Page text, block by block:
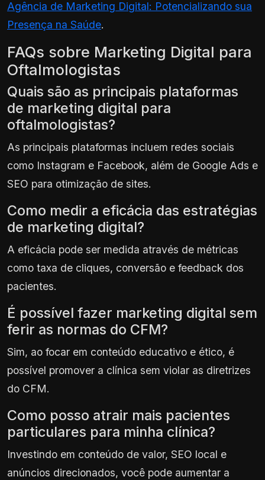
Agência de Marketing Digital: Potencializando sua
Presença na Saúde.
FAQs sobre Marketing Digital para
Oftalmologistas
Quais são as principais plataformas
de marketing digital para
oftalmologistas?
As principais plataformas incluem redes sociais
como Instagram e Facebook, além de Google Ads e
SEO para otimização de sites.
Como medir a eficácia das estratégias
de marketing digital?
A eficácia pode ser medida através de métricas
como taxa de cliques, conversão e feedback dos
pacientes.
É possível fazer marketing digital sem
ferir as normas do CFM?
Sim, ao focar em conteúdo educativo e ético, é
possível promover a clínica sem violar as diretrizes
do CFM.
Como posso atrair mais pacientes
particulares para minha clínica?
Investindo em conteúdo de valor, SEO local e
anúncios direcionados, você pode aumentar a